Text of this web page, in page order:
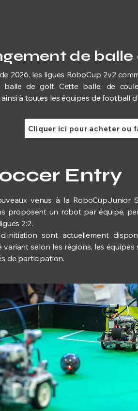
de balle
2026, les ligues RoboCup 2v2
balle de golf. Cette balle, de
à toutes les équipes de football
Cliquer ici pour acheter ou
Entry
venus à la RoboCupJunior
proposent un robot par équipe,
2:2.
sont actuellement
variant selon les régions, les
de participation.